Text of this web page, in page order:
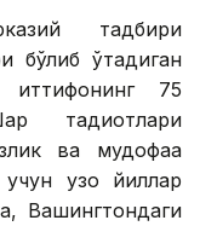
тадбири
бўлиб ўтадиган
75
тадқиқотлари
ва мудофаа
узоқ йиллар
Вашингтондаги